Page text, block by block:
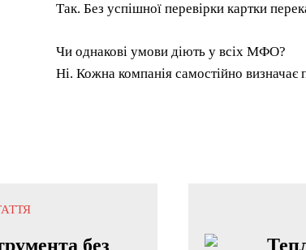
Так. Без успішної перевірки картки
Чи однакові умови діють у всіх МФО?
Ні. Кожна компанія самостійно визначає